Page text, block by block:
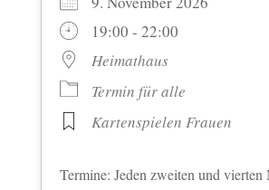
19:00 - 22:00
Heimathaus
Termin für alle
Kartenspielen Frauen
Termine: Jeden zweiten und